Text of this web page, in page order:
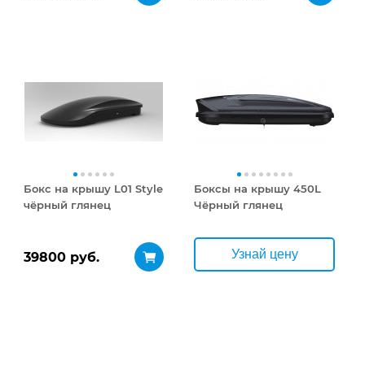
Бокс на крышу L01 Style
чёрный глянец
39800 руб.
Боксы на крышу 450L
Чёрный глянец
Узнай цену